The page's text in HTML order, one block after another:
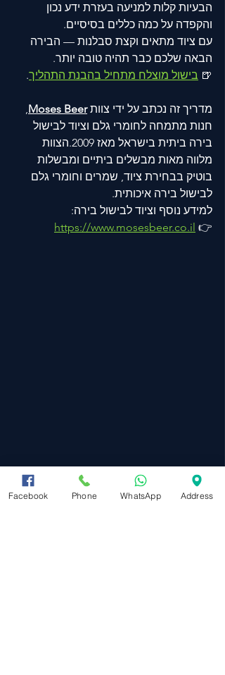
הבעיות קלות למניעה בעזרת ידע נכון
והקפדה על כמה כללים בסיסיים.
עם ציוד מתאים וקצת סבלנות — הבירה
הבאה שלכם כבר תהיה טובה יותר.
🍺 בישול מוצלח מתחיל בהבנת התהליך.
מדריך זה נכתב על ידי צוות Moses Beer
,
חנות מתמחה לחומרי גלם וציוד לבישול
בירה ביתית בישראל מאז 2009.הצוות
מלווה מאות מבשלים ביתיים ומבשלות
בוטיק בבחירת ציוד, שמרים וחומרי גלם
לבישול בירה איכותית.
למידע נוסף וציוד לבישול בירה:
👉
https://www.mosesbeer.co.il
Facebook Phone WhatsApp Address